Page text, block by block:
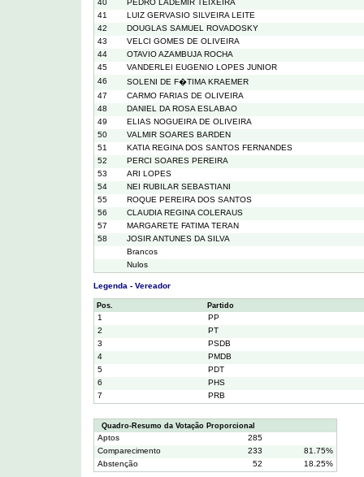
40
PEDRO LADEMIR TEIXEIRA
41
LUIZ GERVASIO SILVEIRA LEITE
42
DOUGLAS SAMUEL ROVADOSKY
43
VELCI GOMES DE OLIVEIRA
44
OTAVIO AZAMBUJA ROCHA
45
VANDERLEI EUGENIO LOPES JUNIOR
46
SOLENI DE F�TIMA KRAEMER
47
CARMO FARIAS DE OLIVEIRA
48
DANIEL DA ROSA ESLABAO
49
ELIAS NOGUEIRA DE OLIVEIRA
50
VALMIR SOARES BARDEN
51
KATIA REGINA DOS SANTOS FERNANDES
52
PERCI SOARES PEREIRA
53
ARI LOPES
54
NEI RUBILAR SEBASTIANI
55
ROQUE PEREIRA DOS SANTOS
56
CLAUDIA REGINA COLERAUS
57
MARGARETE FATIMA TERAN
58
JOSIR ANTUNES DA SILVA
Brancos
Nulos
Legenda - Vereador
Pos. Partido
1
PP
2
PT
3
PSDB
4
PMDB
5
PDT
6
PHS
7
PRB
Quadro-Resumo da Votação Proporcional
Aptos
285
Comparecimento
233
81.75%
Abstenção
52 18.25%